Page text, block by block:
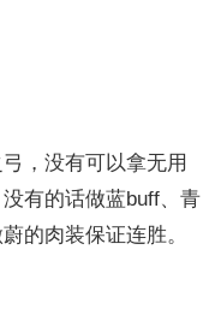
，没有可以拿无用
有的话做蓝buff、青
的肉装保证连胜。